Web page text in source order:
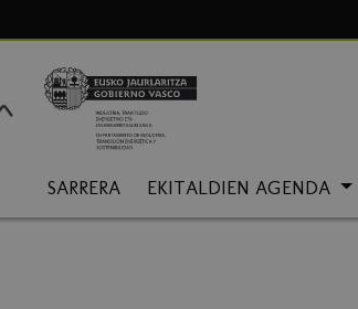
SARRERA EKITALDIEN AGENDA